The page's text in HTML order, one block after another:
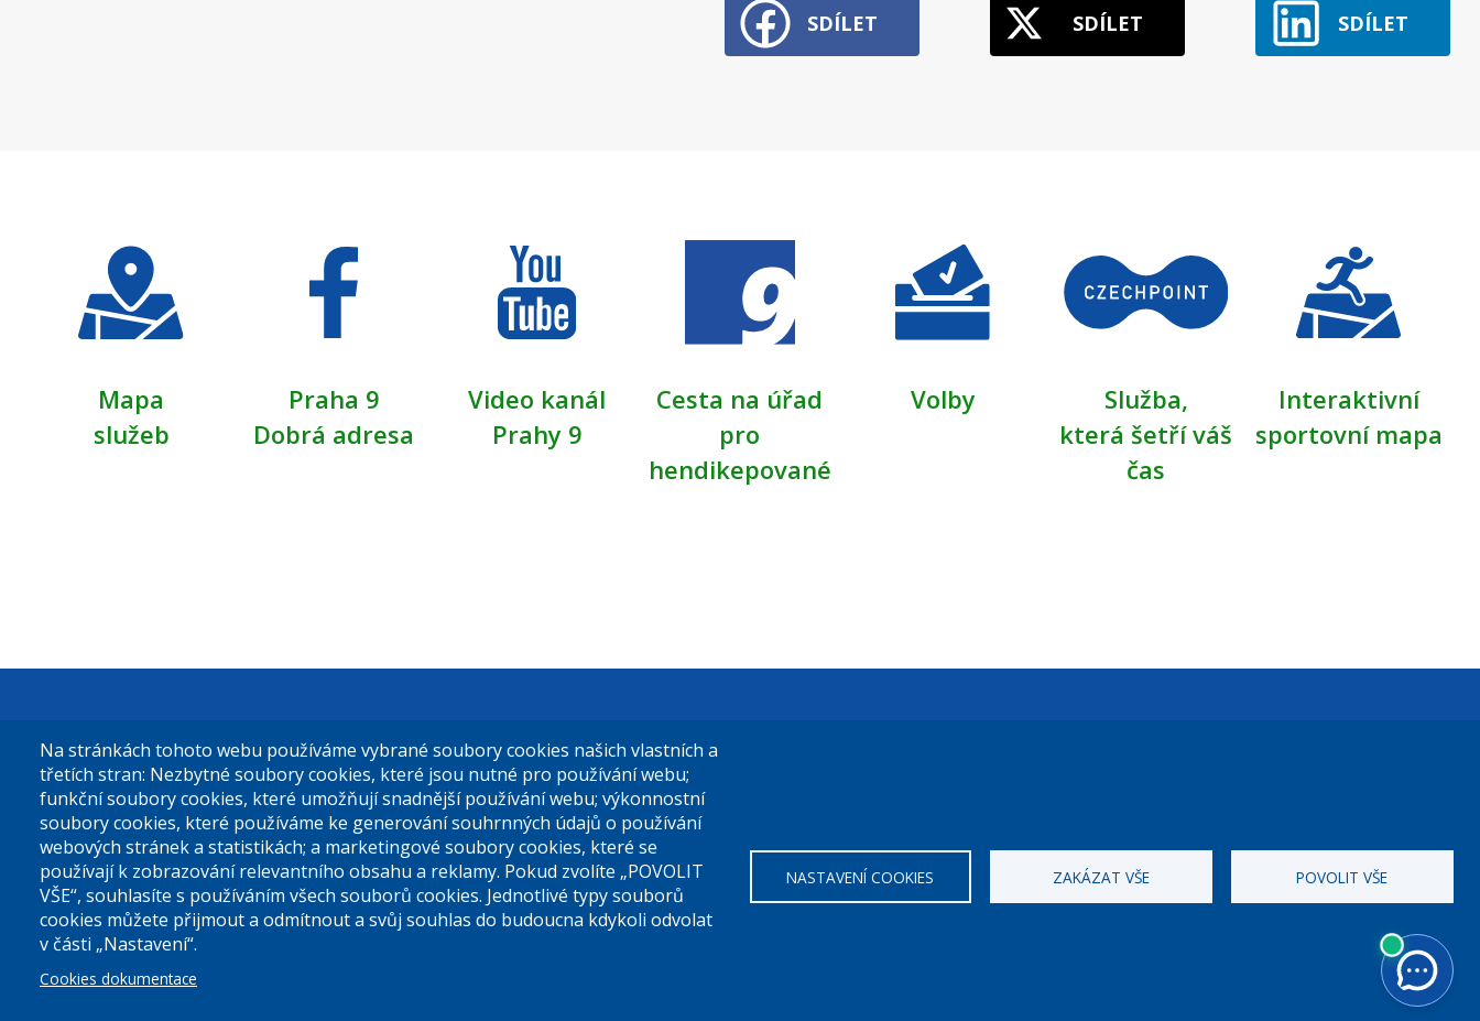
SDÍLET SDÍLET SDÍLET
Mapa
služeb
Praha 9
Dobrá adresa
Video kanál
Prahy 9
Cesta na úřad
pro
hendikepované
Volby
Služba,
která šetří váš
čas
Interaktivní
sportovní mapa
Městská část Praha 9
Sokolovská 14/324
180 49 Praha 9
Tel. ústředna:283 091 111
El. podatelna (s el. podpisem):
posta@praha9.cz
El. podatelna (bez el. podpisu):
podatelna@praha9.cz
Úřední hodiny
nddbppc
CZ00063894
Na stránkách tohoto webu používáme vybrané soubory cookies našich vlastních a
třetích stran: Nezbytné soubory cookies, které jsou nutné pro používání webu;
funkční soubory cookies, které umožňují snadnější používání webu; výkonnostní
soubory cookies, které používáme ke generování souhrnných údajů o používání
webových stránek a statistikách; a marketingové soubory cookies, které se
používají k zobrazování relevantního obsahu a reklamy. Pokud zvolíte „POVOLIT
VŠE“, souhlasíte s používáním všech souborů cookies. Jednotlivé typy souborů
cookies můžete přijmout a odmítnout a svůj souhlas do budoucna kdykoli odvolat
v části „Nastavení“.
Cookies dokumentace
NASTAVENÍ COOKIES ZAKÁZAT VŠE POVOLIT VŠE